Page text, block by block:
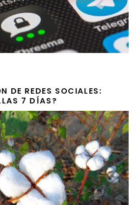
DE REDES SOCIALES:
7 DÍAS?